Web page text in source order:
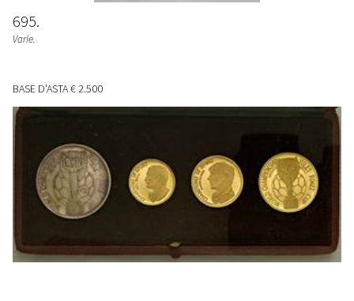
695
Varie.
BASE D'ASTA€ 2.500